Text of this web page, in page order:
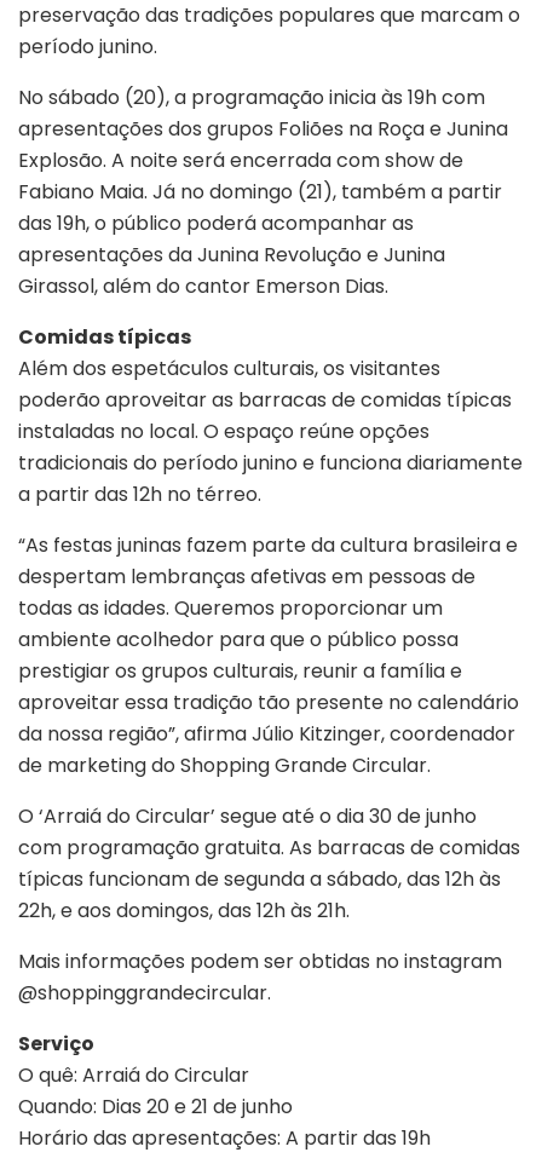
preservação das tradições populares que marcam o
período junino.
No sábado (20), a programação inicia às 19h com
apresentações dos grupos Foliões na Roça e Junina
Explosão. A noite será encerrada com show de
Fabiano Maia. Já no domingo (21), também a partir
das 19h, o público poderá acompanhar as
apresentações da Junina Revolução e Junina
Girassol, além do cantor Emerson Dias.
Comidas típicas
Além dos espetáculos culturais, os visitantes
poderão aproveitar as barracas de comidas típicas
instaladas no local. O espaço reúne opções
tradicionais do período junino e funciona diariamente
a partir das 12h no térreo.
“As festas juninas fazem parte da cultura brasileira e
despertam lembranças afetivas em pessoas de
todas as idades. Queremos proporcionar um
ambiente acolhedor para que o público possa
prestigiar os grupos culturais, reunir a família e
aproveitar essa tradição tão presente no calendário
da nossa região”, afirma Júlio Kitzinger, coordenador
de marketing do Shopping Grande Circular.
O ‘Arraiá do Circular’ segue até o dia 30 de junho
com programação gratuita. As barracas de comidas
típicas funcionam de segunda a sábado, das 12h às
22h, e aos domingos, das 12h às 21h.
Mais informações podem ser obtidas no instagram
@shoppinggrandecircular.
Serviço
O quê: Arraiá do Circular
Quando: Dias 20 e 21 de junho
Horário das apresentações: A partir das 19h